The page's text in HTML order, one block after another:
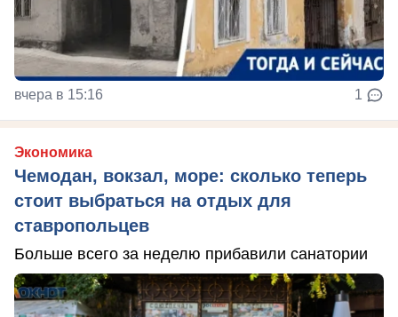
вчера в 15:16 1
Экономика
Чемодан, вокзал, море: сколько теперь
стоит выбраться на отдых для
ставропольцев
Больше всего за неделю прибавили санатории